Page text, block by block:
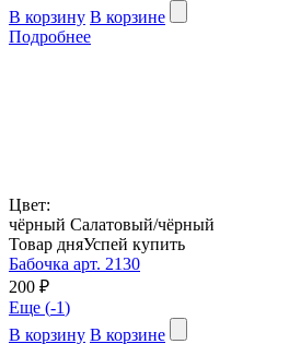
В корзину В корзине
Подробнее
Цвет:
чёрный Салатовый/чёрный
Товар дняУспей купить
Бабочка арт. 2130
200 ₽
Еще (-1)
В корзину В корзине